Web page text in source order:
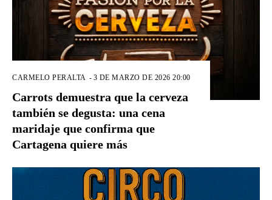
CARMELO PERALTA - 3 DE MARZO DE 2026 20:00
Carrots demuestra que la cerveza
también se degusta: una cena
maridaje que confirma que
Cartagena quiere más